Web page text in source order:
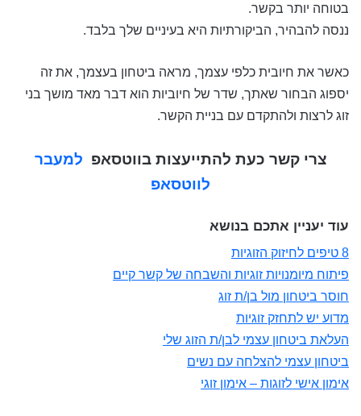
בטוחה יותר בקשר.
ננסה להבהיר, הביקורתיות היא בעיניים שלך בלבד.
כאשר את חיובית כלפי עצמך, מראה ביטחון בעצמך, את זה
יספוג הבחור שאתך, שדר של חיוביות הוא דבר מאד מושך בני
זוג לרצות ולהתקדם עם בניית הקשר.
צרי קשר כעת להתייעצות בווטסאפ למעבר
לווטסאפ
עוד יעניין אתכם בנושא
8 טיפים לחיזוק הזוגיות
פיתוח מיומנויות זוגיות והשבחה של קשר קיים
חוסר ביטחון מול בן/ת זוג
מדוע יש לתחזק זוגיות
העלאת ביטחון עצמי לבן/ת הזוג שלי
ביטחון עצמי להצלחה עם נשים
אימון אישי לזוגות – אימון זוגי